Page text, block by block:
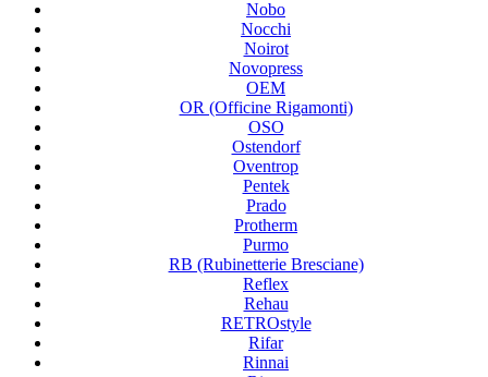
Nobo
Nocchi
Noirot
Novopress
OEM
OR (Officine Rigamonti)
OSO
Ostendorf
Oventrop
Pentek
Prado
Protherm
Purmo
RB (Rubinetterie Bresciane)
Reflex
Rehau
RETROstyle
Rifar
Rinnai